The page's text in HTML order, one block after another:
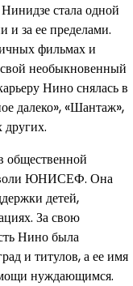
стала одной
и за ее пределами.
фильмах и
необыкновенный
Нино снялась в
далеко», «Шантаж»,
других.
общественной
воли ЮНИСЕФ. Она
детей,
За свою
Нино была
и титулов, а ее имя
нуждающимся.